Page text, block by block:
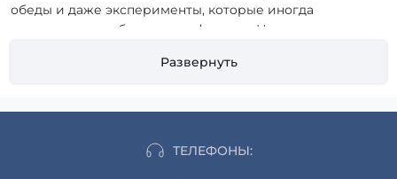
обеды и даже эксперименты, которые иногда
заканчиваются «блестящим фиаско». Но результат
сахарные разводы от десертов. И если вы думаете, что
Развернуть
ТЕЛЕФОНЫ: